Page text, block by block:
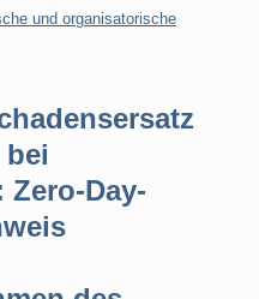
und organisatorische
bei
Day-